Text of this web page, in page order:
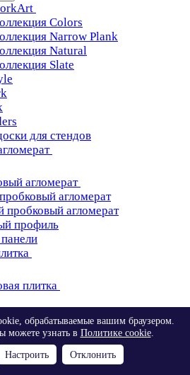
Colors
Narrow Plank
Natural
Slate
для стендов
агломерат
агломерат
пробковый агломерат
профиль
плитка
Plank Optimum Glue
Plank Optimum Glue
обрабатываемые вашим браузером.
можете узнать в Политике cookie.
Настроить Отклонить